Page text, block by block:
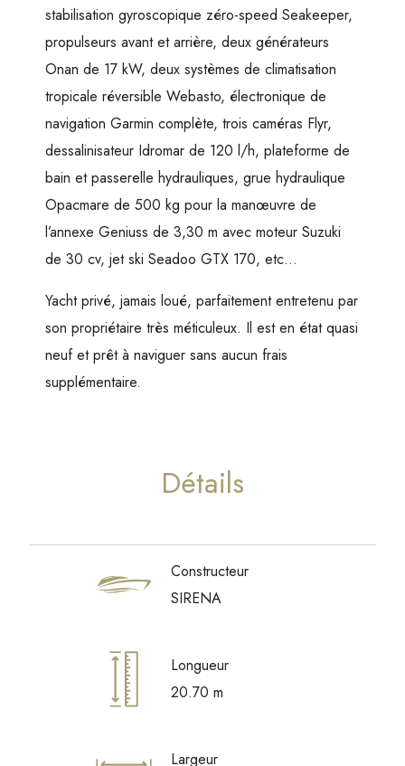
stabilisation gyroscopique zéro-speed Seakeeper,
propulseurs avant et arrière, deux générateurs
Onan de 17 kW, deux systèmes de climatisation
tropicale réversible Webasto, électronique de
navigation Garmin complète, trois caméras Flyr,
dessalinisateur Idromar de 120 l/h, plateforme de
bain et passerelle hydrauliques, grue hydraulique
Opacmare de 500 kg pour la manœuvre de
l’annexe Geniuss de 3,30 m avec moteur Suzuki
de 30 cv, jet ski Seadoo GTX 170, etc…
Yacht privé, jamais loué, parfaitement entretenu par
son propriétaire très méticuleux. Il est en état quasi
neuf et prêt à naviguer sans aucun frais
supplémentaire.
Détails
Constructeur
SIRENA
Longueur
20.70 m
Largeur